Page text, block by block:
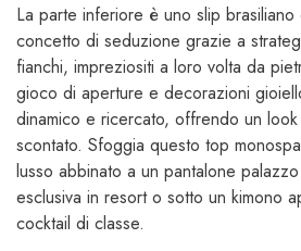
La parte inferiore è uno slip
concetto di seduzione grazie a
fianchi, impreziositi a loro volta da
gioco di aperture e decorazioni
dinamico e ricercato, offrendo un
scontato. Sfoggia questo top
lusso abbinato a un pantalone
esclusiva in resort o sotto un kimono
cocktail di classe.